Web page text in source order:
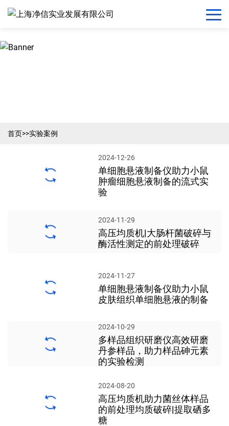
首页>>实验案例
2024-12-26
单细胞悬液制备仪助力小鼠
肿瘤细胞悬液制备的流式实
验
2024-11-29
高压均质机|大肠杆菌破碎与
酶活性测定的前处理破碎
2024-11-27
单细胞悬液制备仪助力小鼠
皮肤组织单细胞悬液的制备
2024-10-29
多样品组织研磨仪高效研磨
丹参样品，助力样品砷元素
的实验检测
2024-08-20
高压均质机助力菌丝体样品
的前处理均质破碎|提取硒多
糖